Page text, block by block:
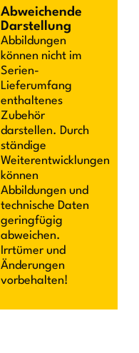
Abweichende
Darstellung
Abbildungen
können nicht im
Serien-
Lieferumfang
enthaltenes
Zubehör
darstellen. Durch
ständige
Weiterentwicklungen
können
Abbildungen und
technische Daten
geringfügig
abweichen.
Irrtümer und
Änderungen
vorbehalten!